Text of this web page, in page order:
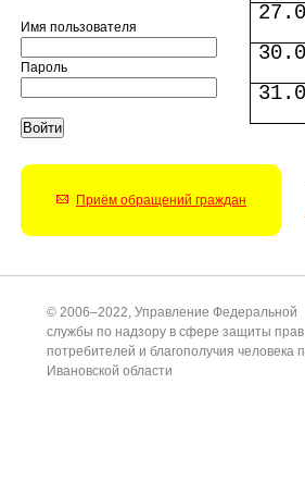
Имя пользователя
Пароль
Приём обращений граждан
© 2006–2022, Управление Федеральной
службы по надзору в сфере защиты прав
потребителей и благополучия человека
Ивановской области